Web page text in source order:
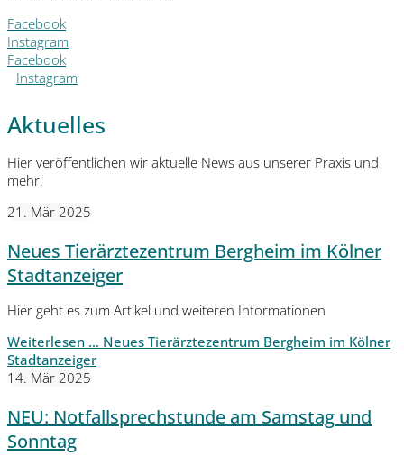
Facebook
Instagram
Facebook
Instagram
Aktuelles
Hier veröffentlichen wir aktuelle News aus unserer Praxis und
mehr.
21. Mär 2025
Neues Tierärztezentrum Bergheim im Kölner
Stadtanzeiger
Hier geht es zum Artikel und weiteren Informationen
Weiterlesen … Neues Tierärztezentrum Bergheim im Kölner
Stadtanzeiger
14. Mär 2025
NEU: Notfallsprechstunde am Samstag und
Sonntag